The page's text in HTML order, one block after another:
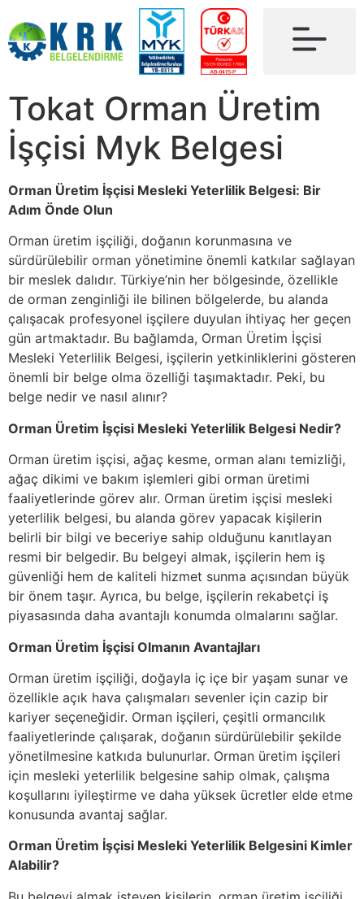
Tokat Orman Üretim
İşçisi Myk Belgesi
Orman Üretim İşçisi Mesleki Yeterlilik Belgesi: Bir
Adım Önde Olun
Orman üretim işçiliği, doğanın korunmasına ve
sürdürülebilir orman yönetimine önemli katkılar sağlayan
bir meslek dalıdır. Türkiye’nin her bölgesinde, özellikle
de orman zenginliği ile bilinen bölgelerde, bu alanda
çalışacak profesyonel işçilere duyulan ihtiyaç her geçen
gün artmaktadır. Bu bağlamda, Orman Üretim İşçisi
Mesleki Yeterlilik Belgesi, işçilerin yetkinliklerini gösteren
önemli bir belge olma özelliği taşımaktadır. Peki, bu
belge nedir ve nasıl alınır?
Orman Üretim İşçisi Mesleki Yeterlilik Belgesi Nedir?
Orman üretim işçisi, ağaç kesme, orman alanı temizliği,
ağaç dikimi ve bakım işlemleri gibi orman üretimi
faaliyetlerinde görev alır. Orman üretim işçisi mesleki
yeterlilik belgesi, bu alanda görev yapacak kişilerin
belirli bir bilgi ve beceriye sahip olduğunu kanıtlayan
resmi bir belgedir. Bu belgeyi almak, işçilerin hem iş
güvenliği hem de kaliteli hizmet sunma açısından büyük
bir önem taşır. Ayrıca, bu belge, işçilerin rekabetçi iş
piyasasında daha avantajlı konumda olmalarını sağlar.
Orman Üretim İşçisi Olmanın Avantajları
Orman üretim işçiliği, doğayla iç içe bir yaşam sunar ve
özellikle açık hava çalışmaları sevenler için cazip bir
kariyer seçeneğidir. Orman işçileri, çeşitli ormancılık
faaliyetlerinde çalışarak, doğanın sürdürülebilir şekilde
yönetilmesine katkıda bulunurlar. Orman üretim işçileri
için mesleki yeterlilik belgesine sahip olmak, çalışma
koşullarını iyileştirme ve daha yüksek ücretler elde etme
konusunda avantaj sağlar.
Orman Üretim İşçisi Mesleki Yeterlilik Belgesini Kimler
Alabilir?